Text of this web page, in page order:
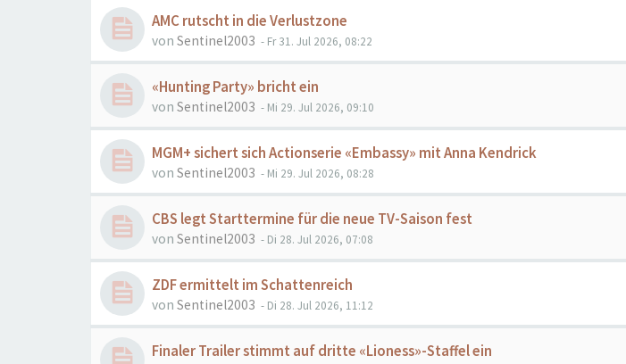
AMC rutscht in die Verlustzone
von Sentinel2003 - Fr 31. Jul 2026, 08:22
«Hunting Party» bricht ein
von Sentinel2003 - Mi 29. Jul 2026, 09:10
MGM+ sichert sich Actionserie «Embassy» mit Anna Kendrick
von Sentinel2003 - Mi 29. Jul 2026, 08:28
CBS legt Starttermine für die neue TV-Saison fest
von Sentinel2003 - Di 28. Jul 2026, 07:08
ZDF ermittelt im Schattenreich
von Sentinel2003 - Di 28. Jul 2026, 11:12
Finaler Trailer stimmt auf dritte «Lioness»-Staffel ein